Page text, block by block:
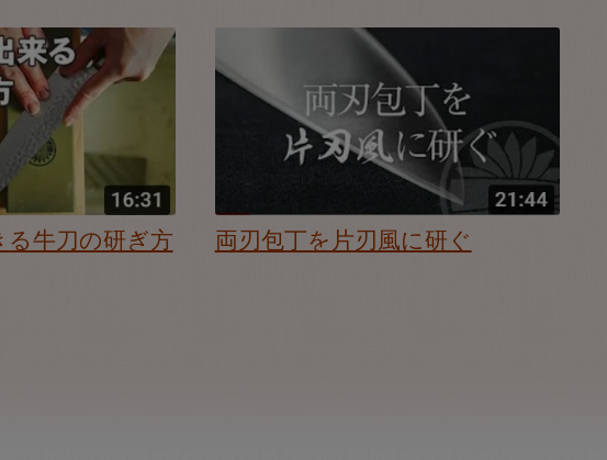
る牛刀の研ぎ方 両刃包丁を片刃風に研ぐ